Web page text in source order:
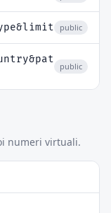
public
public
numeri virtuali.